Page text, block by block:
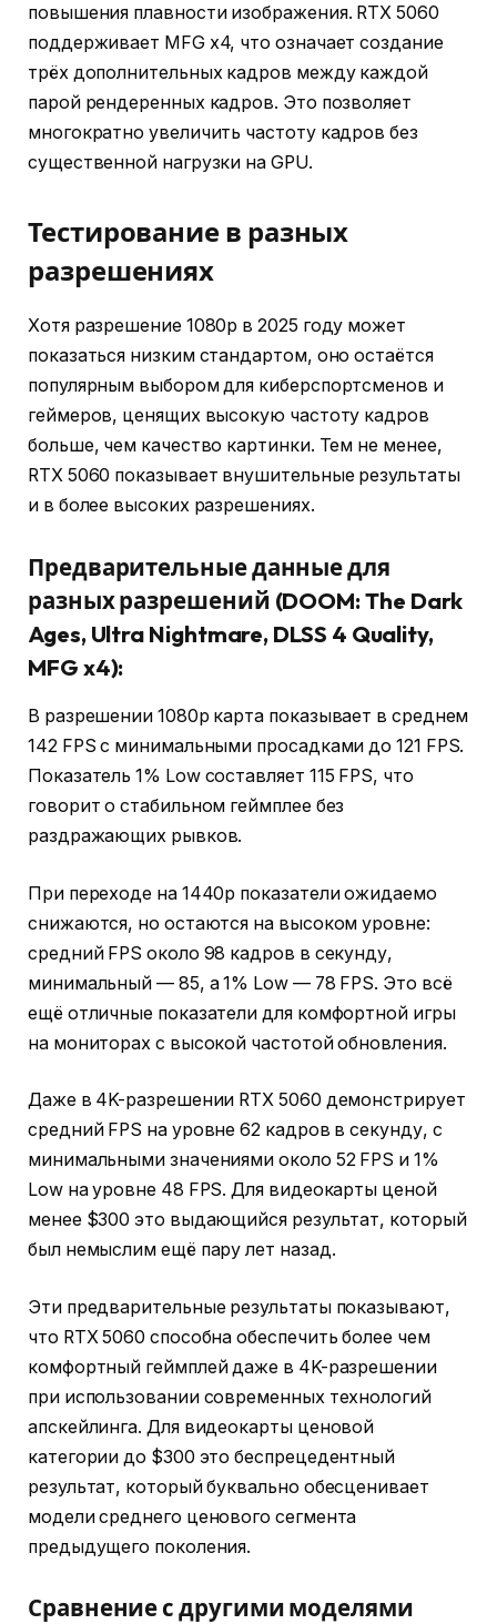
повышения плавности изображения. RTX 5060
поддерживает MFG x4, что означает создание
трёх дополнительных кадров между каждой
парой рендеренных кадров. Это позволяет
многократно увеличить частоту кадров без
существенной нагрузки на GPU.
Тестирование в разных
разрешениях
Хотя разрешение 1080p в 2025 году может
показаться низким стандартом, оно остаётся
популярным выбором для киберспортсменов и
геймеров, ценящих высокую частоту кадров
больше, чем качество картинки. Тем не менее,
RTX 5060 показывает внушительные результаты
и в более высоких разрешениях.
Предварительные данные для
разных разрешений (DOOM: The Dark
Ages, Ultra Nightmare, DLSS 4 Quality,
MFG x4):
В разрешении 1080p карта показывает в среднем
142 FPS с минимальными просадками до 121 FPS.
Показатель 1% Low составляет 115 FPS, что
говорит о стабильном геймплее без
раздражающих рывков.
При переходе на 1440p показатели ожидаемо
снижаются, но остаются на высоком уровне:
средний FPS около 98 кадров в секунду,
минимальный — 85, а 1% Low — 78 FPS. Это всё
ещё отличные показатели для комфортной игры
на мониторах с высокой частотой обновления.
Даже в 4K-разрешении RTX 5060 демонстрирует
средний FPS на уровне 62 кадров в секунду, с
минимальными значениями около 52 FPS и 1%
Low на уровне 48 FPS. Для видеокарты ценой
менее $300 это выдающийся результат, который
был немыслим ещё пару лет назад.
Эти предварительные результаты показывают,
что RTX 5060 способна обеспечить более чем
комфортный геймплей даже в 4K-разрешении
при использовании современных технологий
апскейлинга. Для видеокарты ценовой
категории до $300 это беспрецедентный
результат, который буквально обесценивает
модели среднего ценового сегмента
предыдущего поколения.
Сравнение с другими моделями